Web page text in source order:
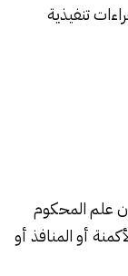
تنفيذية
علم المحكوم
أو المنافذ أو